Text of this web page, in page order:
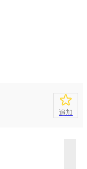
追加